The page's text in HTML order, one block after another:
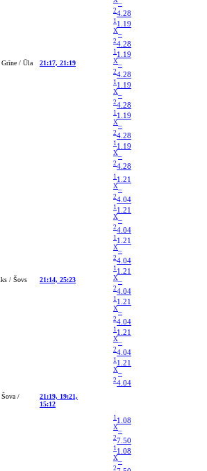
/ Ūla 21:17, 21:19
–
24.28
1 1.19
X–
24.28
1 1.19
X–
24.28
1 1.19
X–
24.28
1 1.19
X–
24.28
1 1.19
X–
24.28
/ Šovs 21:14, 25:23
1 1.21
X–
24.04
1 1.21
X–
24.04
1 1.21
X–
24.04
1 1.21
X–
24.04
1 1.21
X–
24.04
1 1.21
X–
24.04
1 1.21
X–
24.04
/
21:19, 19:21,
15:12
1 1.08
X–
27.50
1 1.08
X–
2